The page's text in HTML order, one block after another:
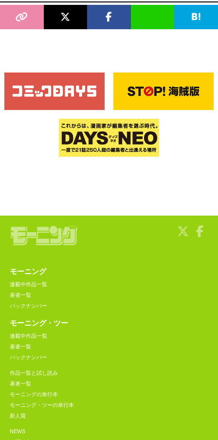
モーニング
連載中作品一覧
著者一覧
バックナンバー
モーニング・ツー
連載中作品一覧
著者一覧
バックナンバー
作品一覧と試し読み
著者一覧
モーニングの単行本
モーニング・ツーの単行本
新人賞
NEWS